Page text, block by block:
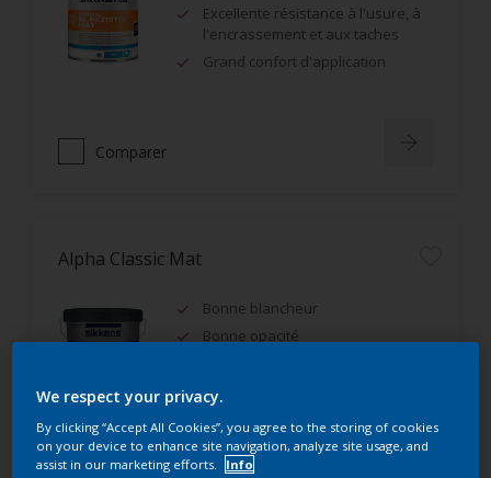
Excellente résistance à l'usure, à
l'encrassement et aux taches
Grand confort d'application
Comparer
Alpha Classic Mat
Bonne blancheur
Bonne opacité
Comparer
We respect your privacy.
By clicking “Accept All Cookies”, you agree to the storing of cookies
on your device to enhance site navigation, analyze site usage, and
assist in our marketing efforts.
Info